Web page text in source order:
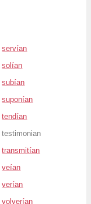
servían
solían
subían
suponían
tendían
testimonian
transmitían
veían
verían
volverían